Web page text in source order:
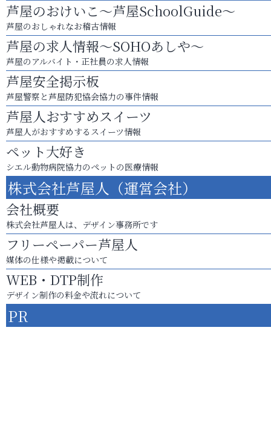
芦屋のおけいこ～芦屋SchoolGuide～
芦屋のおしゃれなお稽古情報
芦屋の求人情報～SOHOあしや～
芦屋のアルバイト・正社員の求人情報
芦屋安全掲示板
芦屋警察と芦屋防犯協会協力の事件情報
芦屋人おすすめスイーツ
芦屋人がおすすめするスイーツ情報
ペット大好き
シエル動物病院協力のペットの医療情報
株式会社芦屋人（運営会社）
会社概要
株式会社芦屋人は、デザイン事務所です
フリーペーパー芦屋人
媒体の仕様や掲載について
WEB・DTP制作
デザイン制作の料金や流れについて
PR